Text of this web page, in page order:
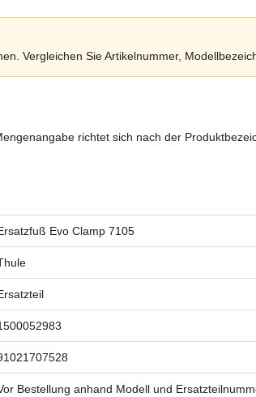
Vergleichen Sie Artikelnummer,
richtet sich nach der
Evo Clamp 7105
Bestellung anhand Modell und